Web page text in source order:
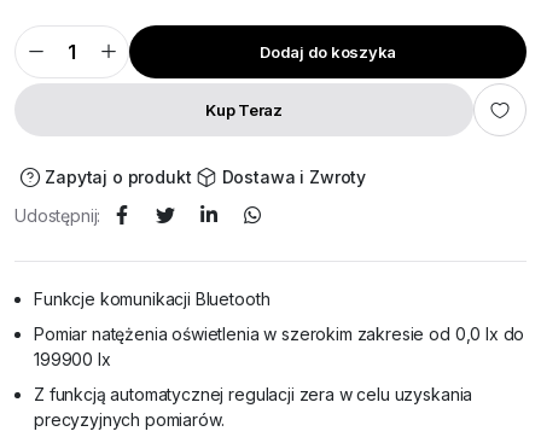
KEW5204BT
Luksomierz
0,1–
199
900
Bluetooth
ilość
Dodaj do koszyka
Kup Teraz
Zapytaj o produkt
Dostawa i Zwroty
Udostępnij:
Funkcje komunikacji Bluetooth
Pomiar natężenia oświetlenia w szerokim zakresie od 0,0 lx do
199900 lx
Z funkcją automatycznej regulacji zera w celu uzyskania
precyzyjnych pomiarów.